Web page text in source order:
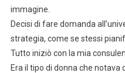
immagine.
Decisi di fare domanda
strategia, come se stessi
Tutto iniziò con la mia
Era il tipo di donna che